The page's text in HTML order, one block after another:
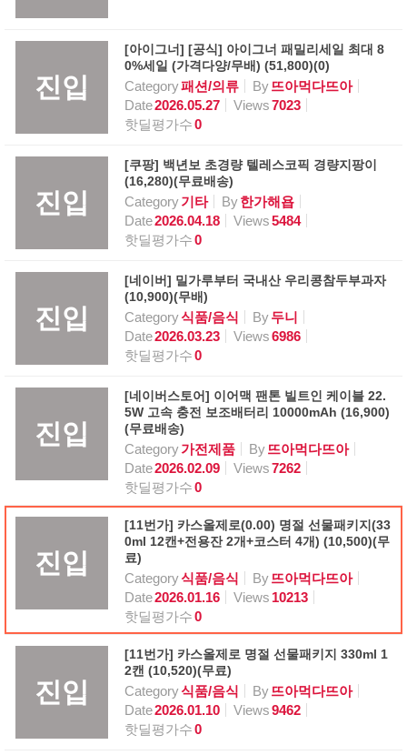
진입
[아이그너] [공식] 아이그너 패밀리세일 최대 8
0%세일 (가격다양/무배) (51,800)(0)
Category패션/의류 By뜨아먹다뜨아
Date2026.05.27 Views7023
핫딜평가수0
진입
[쿠팡] 백년보 초경량 텔레스코픽 경량지팡이
(16,280)(무료배송)
Category기타 By한가해욥
Date2026.04.18 Views5484
핫딜평가수0
진입
[네이버] 밀가루부터 국내산 우리콩참두부과자
(10,900)(무배)
Category식품/음식 By두니
Date2026.03.23 Views6986
핫딜평가수0
진입
[네이버스토어] 이어맥 팬톤 빌트인 케이블 22.
5W 고속 충전 보조배터리 10000mAh (16,900)
(무료배송)
Category가전제품 By뜨아먹다뜨아
Date2026.02.09 Views7262
핫딜평가수0
진입
[11번가] 카스올제로(0.00) 명절 선물패키지(33
0ml 12캔+전용잔 2개+코스터 4개) (10,500)(무
료)
Category식품/음식 By뜨아먹다뜨아
Date2026.01.16 Views 10213
핫딜평가수0
진입
[11번가] 카스올제로 명절 선물패키지 330ml 1
2캔 (10,520)(무료)
Category식품/음식 By뜨아먹다뜨아
Date2026.01.10 Views9462
핫딜평가수0